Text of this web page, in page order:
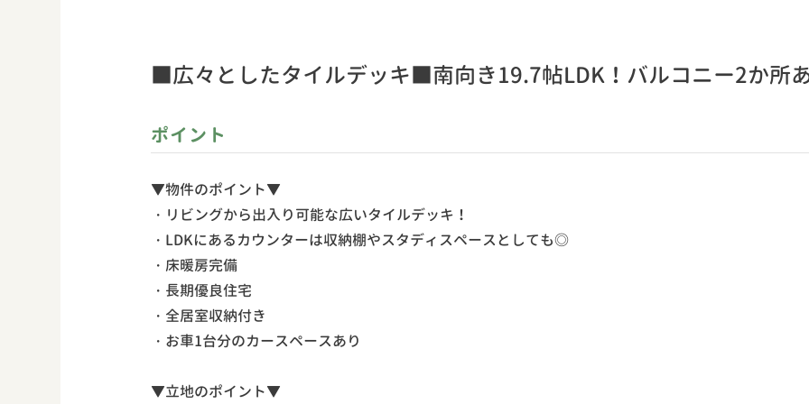
■広々としたタイルデッキ■南向き19.7帖LDK！バルコニー2か所
ポイント
▼物件のポイント▼
・リビングから出入り可能な広いタイルデッキ！
・LDKにあるカウンターは収納棚やスタディスペースとしても◎
・床暖房完備
・長期優良住宅
・全居室収納付き
・お車1台分のカースペースあり
▼立地のポイント▼